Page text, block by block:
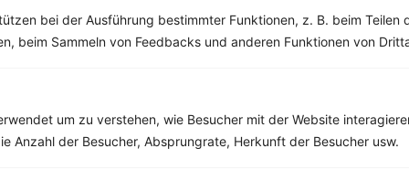
bei der Ausführung bestimmter Funktionen, z. B. beim Teilen
beim Sammeln von Feedbacks und anderen Funktionen von
um zu verstehen, wie Besucher mit der Website
Anzahl der Besucher, Absprungrate, Herkunft der Besucher usw.